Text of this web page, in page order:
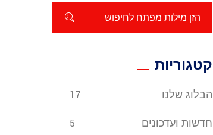
קטגוריות
הבלוג שלנו 17
חדשות ועדכונים 5